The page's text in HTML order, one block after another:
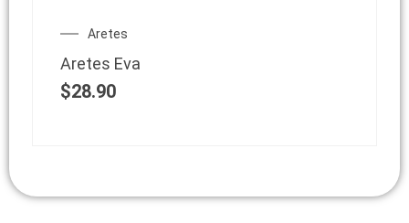
Aretes
Aretes Eva
$28.90